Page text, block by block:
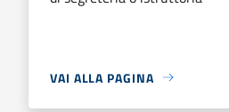
VAI ALLA PAGINA